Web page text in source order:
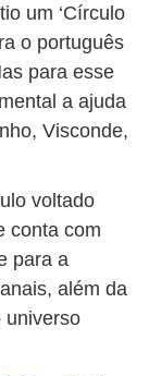
um ‘Círculo
o português
para esse
a ajuda
Visconde,
voltado
conta com
para a
além da
universo